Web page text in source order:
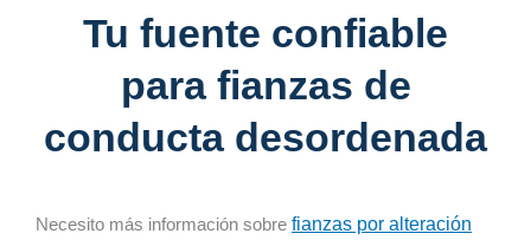
Tu fuente confiable
para fianzas de
conducta desordenada
Necesito más información sobre fianzas por alteración